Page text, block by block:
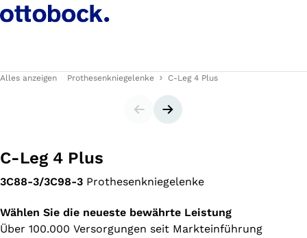
Alles anzeigen Prothesenkniegelenke C-Leg 4 Plus
SliderNächster Slide
C-Leg 4 Plus
3C88-3/3C98-3 Prothesenkniegelenke
Wählen Sie die neueste bewährte Leistung
Über 100.000 Versorgungen seit Markteinführung